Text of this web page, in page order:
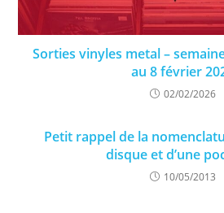
Sorties vinyles metal –
au 8 février
02/02/2026
Petit rappel de la
disque et d’une
10/05/2013